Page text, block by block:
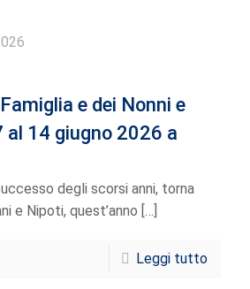
e dei Nonni e
al 14 giugno 2026 a
degli scorsi anni, torna
e Nipoti, quest’anno […]
Leggi tutto